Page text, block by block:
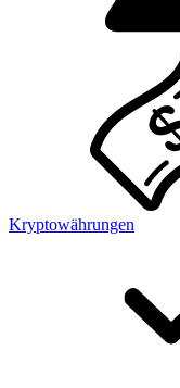
Kryptowährungen